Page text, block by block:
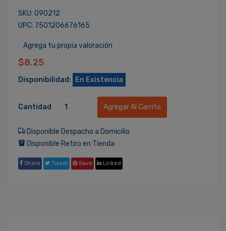
SKU: 090212
UPC: 7501206676165
Agrega tu propia valoración
$8.25
Disponibilidad: En Existencia
Cantidad Agregar Al Carrito
Disponible Despacho a Domicilio
Disponible Retiro en Tienda
Share Tweet Save Linked